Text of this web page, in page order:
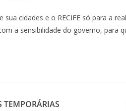
cidades e o RECIFE só para a
a sensibilidade do governo, para
TEMPORÁRIAS